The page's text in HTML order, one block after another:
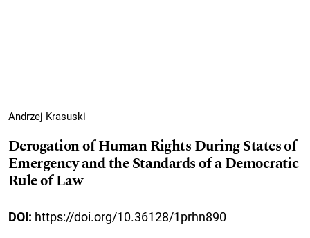
Andrzej Krasuski
Derogation of Human Rights During States of
Emergency and the Standards of a Democratic
Rule of Law
DOI: https://doi.org/10.36128/1prhn890